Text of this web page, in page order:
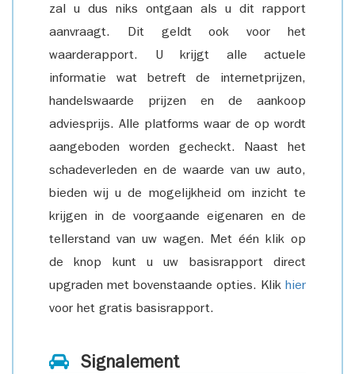
zal u dus niks ontgaan als u dit rapport
aanvraagt. Dit geldt ook voor het
waarderapport. U krijgt alle actuele
informatie wat betreft de internetprijzen,
handelswaarde prijzen en de aankoop
adviesprijs. Alle platforms waar de op wordt
aangeboden worden gecheckt. Naast het
schadeverleden en de waarde van uw auto,
bieden wij u de mogelijkheid om inzicht te
krijgen in de voorgaande eigenaren en de
tellerstand van uw wagen. Met één klik op
de knop kunt u uw basisrapport direct
upgraden met bovenstaande opties. Klik hier
voor het gratis basisrapport.
Signalement